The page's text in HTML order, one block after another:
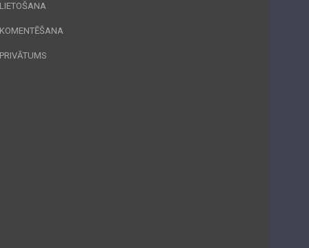
LIETOŠANA
KOMENTĒŠANA
PRIVĀTUMS